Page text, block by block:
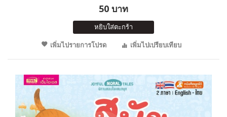
50 บาท
หยิบใส่ตะกร้า
เพิ่มไปรายการโปรด
เพิ่มไปเปรียบเทียบ